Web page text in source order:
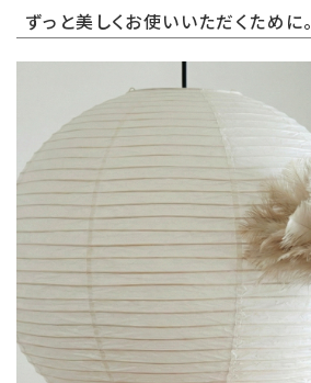
ずっと美しくお使いいただくために。